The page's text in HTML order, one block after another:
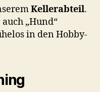
Kellerabteil.
auch „Hund“
in den Hobby-